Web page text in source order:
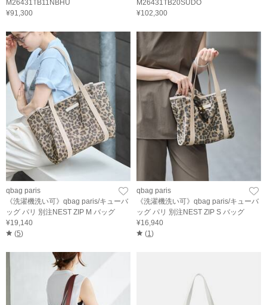
M26431TB11NBHU
¥91,300
M26431TB20SUDO
¥102,300
qbag paris
《洗濯機洗い可》qbag paris/キューバ
ッグ パリ 別注NEST ZIP M バッグ
¥19,140
(5)
qbag paris
《洗濯機洗い可》qbag paris/キューバ
ッグ パリ 別注NEST ZIP S バッグ
¥16,940
(1)